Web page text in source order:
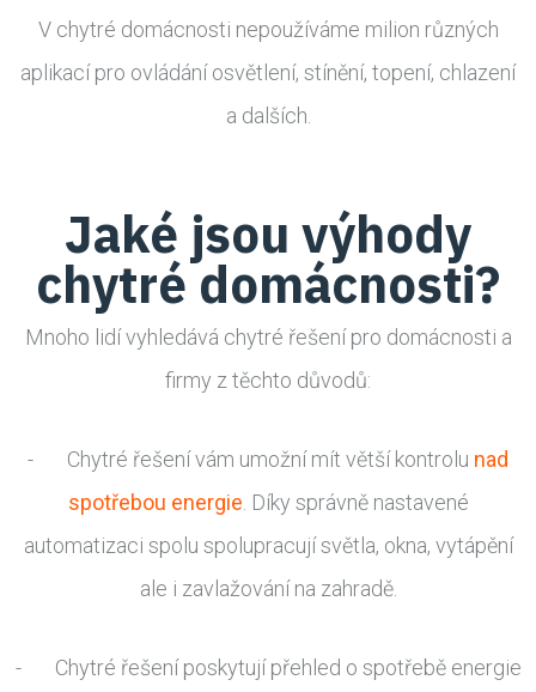
V chytré domácnosti nepoužíváme milion různých
aplikací pro ovládání osvětlení, stínění, topení, chlazení
a dalších.
Jaké jsou výhody
chytré domácnosti?
Mnoho lidí vyhledává chytré řešení pro domácnosti a
firmy z těchto důvodů:
- Chytré řešení vám umožní mít větší kontrolu nad
spotřebou energie . Díky správně nastavené
automatizaci spolu spolupracují světla, okna, vytápění
ale i zavlažování na zahradě.
- Chytré řešení poskytují přehled o spotřebě energie